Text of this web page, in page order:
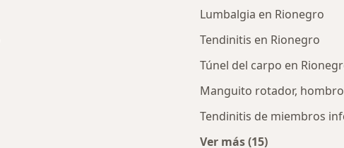
Lumbalgia en Rionegro
Tendinitis en Rionegro
Túnel del carpo en
Manguito rotador,
Tendinitis de miembros
Ver más (15)